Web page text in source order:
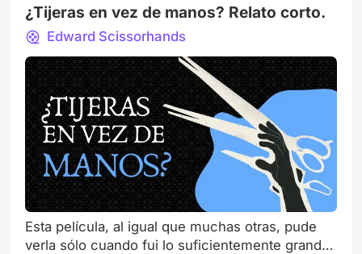
de los robos deberá
¿Tijeras en vez de manos? Relato corto.
Edward Scissorhands
Esta película, al igual que muchas otras, pude
verla sólo cuando fui lo suficientemente grande